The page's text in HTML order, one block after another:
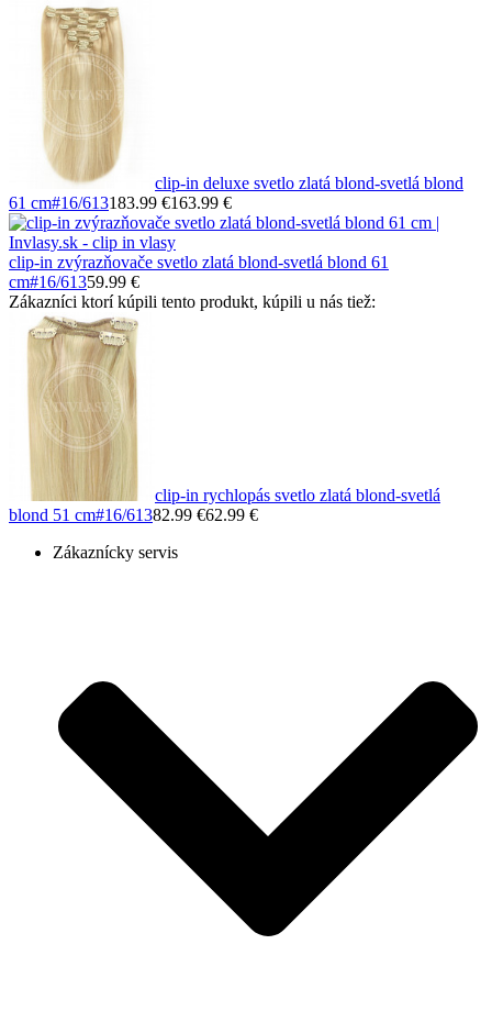
clip-in deluxe svetlo zlatá blond-svetlá blond
61 cm#16/613183.99 €163.99 €
clip-in zvýrazňovače svetlo zlatá blond-svetlá blond 61
cm#16/61359.99 €
Zákazníci ktorí kúpili tento produkt, kúpili u nás tiež:
clip-in rychlopás svetlo zlatá blond-svetlá
blond 51 cm#16/61382.99 €62.99 €
Zákaznícky servis